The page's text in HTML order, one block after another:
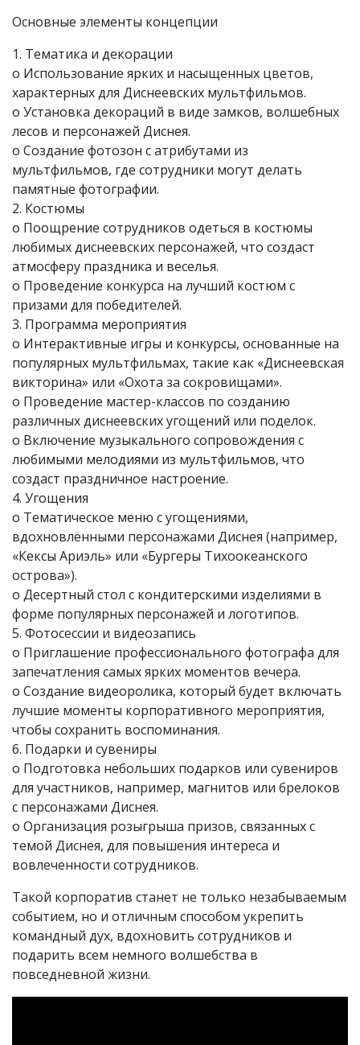
Основные элементы концепции
1. Тематика и декорации
o Использование ярких и насыщенных цветов,
характерных для Диснеевских мультфильмов.
o Установка декораций в виде замков, волшебных
лесов и персонажей Диснея.
o Создание фотозон с атрибутами из
мультфильмов, где сотрудники могут делать
памятные фотографии.
2. Костюмы
o Поощрение сотрудников одеться в костюмы
любимых диснеевских персонажей, что создаст
атмосферу праздника и веселья.
o Проведение конкурса на лучший костюм с
призами для победителей.
3. Программа мероприятия
o Интерактивные игры и конкурсы, основанные на
популярных мультфильмах, такие как «Диснеевская
викторина» или «Охота за сокровищами».
o Проведение мастер-классов по созданию
различных диснеевских угощений или поделок.
o Включение музыкального сопровождения с
любимыми мелодиями из мультфильмов, что
создаст праздничное настроение.
4. Угощения
o Тематическое меню с угощениями,
вдохновлёнными персонажами Диснея (например,
«Кексы Ариэль» или «Бургеры Тихоокеанского
острова»).
o Десертный стол с кондитерскими изделиями в
форме популярных персонажей и логотипов.
5. Фотосессии и видеозапись
o Приглашение профессионального фотографа для
запечатления самых ярких моментов вечера.
o Создание видеоролика, который будет включать
лучшие моменты корпоративного мероприятия,
чтобы сохранить воспоминания.
6. Подарки и сувениры
o Подготовка небольших подарков или сувениров
для участников, например, магнитов или брелоков
с персонажами Диснея.
o Организация розыгрыша призов, связанных с
темой Диснея, для повышения интереса и
вовлеченности сотрудников.
Такой корпоратив станет не только незабываемым
событием, но и отличным способом укрепить
командный дух, вдохновить сотрудников и
подарить всем немного волшебства в
повседневной жизни.